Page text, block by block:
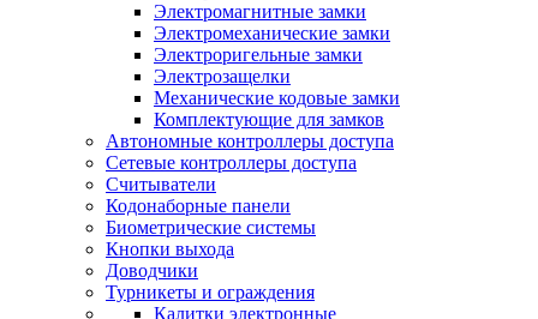
Электромагнитные замки
Электромеханические замки
Электроригельные замки
Электрозащелки
Механические кодовые замки
Комплектующие для замков
Автономные контроллеры доступа
Сетевые контроллеры доступа
Считыватели
Кодонаборные панели
Биометрические системы
Кнопки выхода
Доводчики
Турникеты и ограждения
Калитки электронные